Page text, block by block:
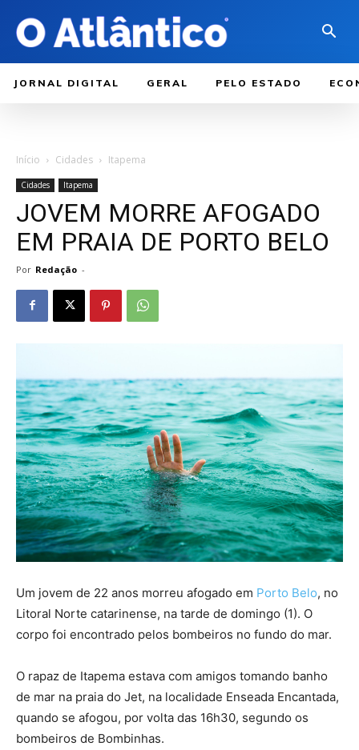
JORNAL DIGITAL GERAL PELO ESTADO
Início Cidades Itapema
Cidades Itapema
JOVEM MORRE AFOGADO
EM PRAIA DE PORTO BELO
Por Redação -
Um jovem de 22 anos morreu afogado em Porto Belo, no
Litoral Norte catarinense, na tarde de domingo (1). O
corpo foi encontrado pelos bombeiros no fundo do mar.
O rapaz de Itapema estava com amigos tomando banho
de mar na praia do Jet, na localidade Enseada Encantada,
quando se afogou, por volta das 16h30, segundo os
bombeiros de Bombinhas.